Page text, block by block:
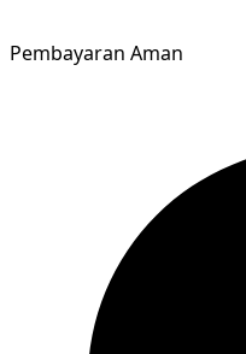
Pembayaran Aman